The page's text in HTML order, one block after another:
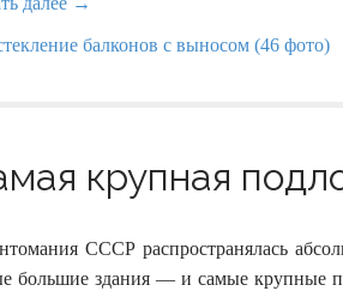
крупная
СССР распространялась
большие здания — и самые крупные